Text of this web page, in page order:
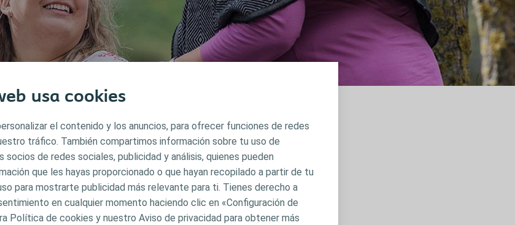
usa cookies
el contenido y los anuncios, para ofrecer funciones de redes
tráfico. También compartimos información sobre tu uso de
de redes sociales, publicidad y análisis, quienes pueden
que les hayas proporcionado o que hayan recopilado a partir de tu
para mostrarte publicidad más relevante para ti. Tienes derecho a
en cualquier momento haciendo clic en «Configuración de
Política de cookies y nuestro Aviso de privacidad para obtener más
para ayudarte
está a tu disposición para responder tus dudas y preguntas por
o escribirnos un email y te responderemos lo antes posible.